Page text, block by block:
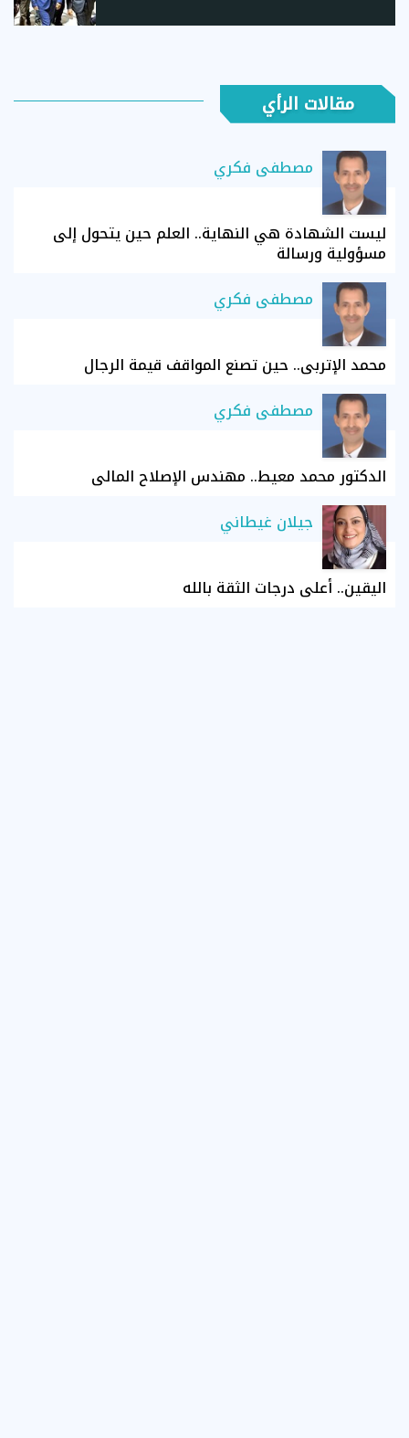
مقالات الرأي
مصطفى فكري
ليست الشهادة هي النهاية.. العلم حين يتحول إلى
مسؤولية ورسالة
مصطفى فكري
محمد الإتربي.. حين تصنع المواقف قيمة الرجال
مصطفى فكري
الدكتور محمد معيط.. مهندس الإصلاح المالي
جيلان غيطاني
اليقين.. أعلى درجات الثقة بالله